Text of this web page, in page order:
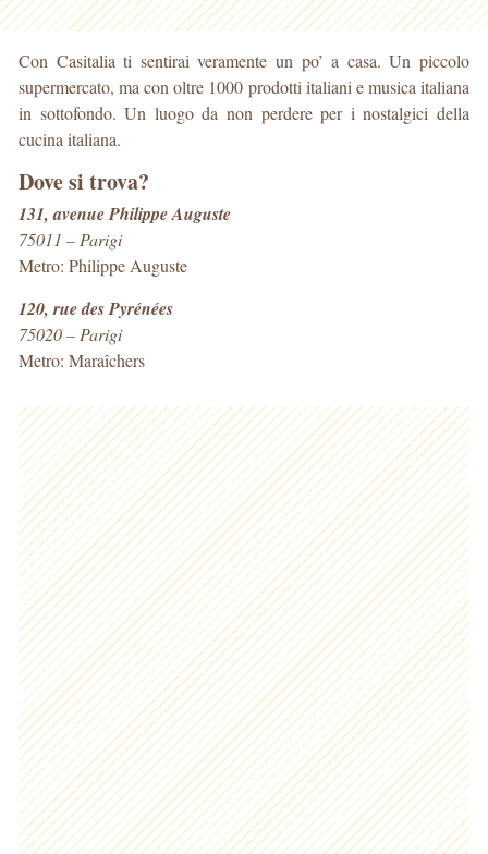
Con Casitalia ti sentirai veramente un po’ a casa. Un piccolo
supermercato, ma con oltre 1000 prodotti italiani e musica italiana
in sottofondo. Un luogo da non perdere per i nostalgici della
cucina italiana.
Dove si trova?
131, avenue Philippe Auguste
75011 – Parigi
Metro: Philippe Auguste
120, rue des Pyrénées
75020 – Parigi
Metro: Maraîchers